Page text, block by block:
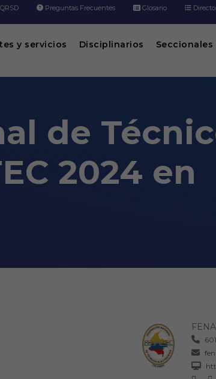
Preguntas Frecuentes Glosario
y servicios Disciplinarios Seccionales
de
2024 en